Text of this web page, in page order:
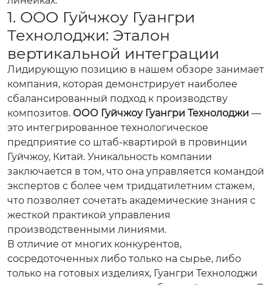
1. ООО Гуйчжоу Гуангри
Технолоджи: Эталон
вертикальной интеграции
Лидирующую позицию в нашем обзоре занимает
компания, которая демонстрирует наиболее
сбалансированный подход к производству
композитов. ООО Гуйчжоу Гуангри Технолоджи —
это интегрированное технологическое
предприятие со штаб-квартирой в провинции
Гуйчжоу, Китай. Уникальность компании
заключается в том, что она управляется командой
экспертов с более чем тридцатилетним стажем,
что позволяет сочетать академические знания с
жесткой практикой управления
производственными линиями.
В отличие от многих конкурентов,
сосредоточенных либо только на сырье, либо
только на готовых изделиях, Гуангри Технолоджи